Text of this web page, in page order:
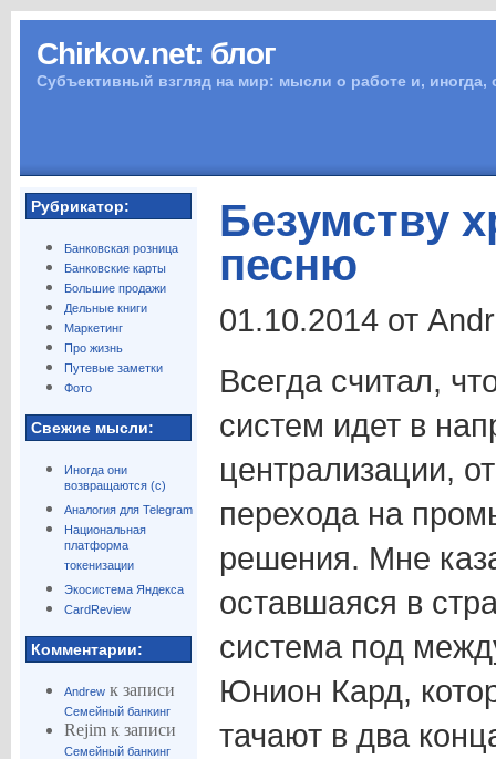
Chirkov.net: блог
Субъективный взгляд на мир: мысли о работе и,
Рубрикатор:
Банковская розница
Банковские карты
Большие продажи
Дельные книги
Маркетинг
Про жизнь
Путевые заметки
Фото
Свежие мысли:
Иногда они
возвращаются (с)
Аналогия для Telegram
Национальная
платформа
токенизации
Экосистема Яндекса
CardReview
Комментарии:
Andrewк записи
Семейный банкинг
Rejimк записи
Семейный банкинг
Безумству
песню
01.10.2014 от
Всегда считал,
систем идет в
централизации,
перехода на
решения. Мне
оставшаяся в
система под
Юнион Кард,
тачают в два